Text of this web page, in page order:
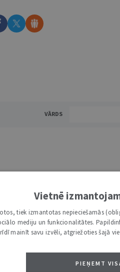
VĀRDS
Vietnē
tiek izmantotas nepieciešamās
mediju un funkcionalitātes.
mainīt savu izvēli, atgriežoties šajā
PIEŅEMT